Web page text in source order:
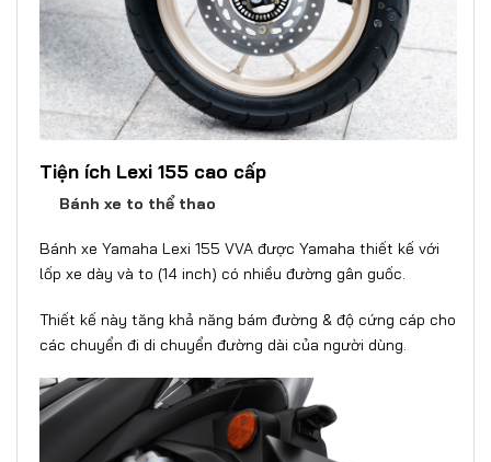
Tiện ích Lexi 155 cao cấp
Bánh xe to thể thao
Bánh xe Yamaha Lexi 155 VVA được Yamaha thiết kế với
lốp xe dày và to (14 inch) có nhiều đường gân guốc.
Thiết kế này tăng khả năng bám đường & độ cứng cáp cho
các chuyển đi di chuyển đường dài của người dùng.